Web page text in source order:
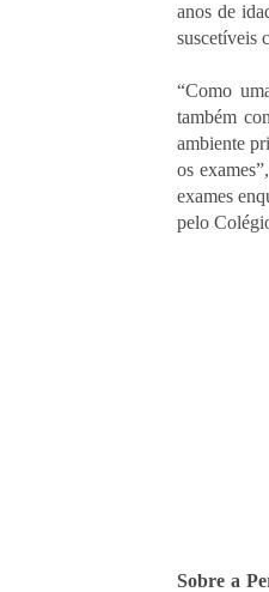
anos de
suscetíveis
“Como
também
ambiente
os
exames
pelo
Sobre a